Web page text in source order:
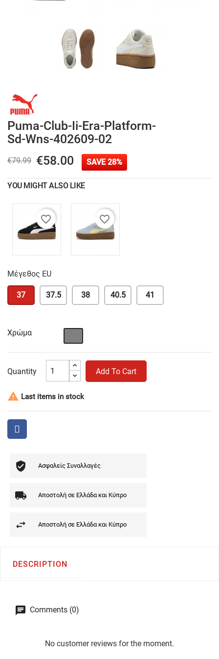
Puma-Club-Ii-Era-Platform-
Sd-Wns-402609-02
€79.99 €58.00 SAVE 28%
YOU MIGHT ALSO LIKE
favorite_border favorite_border
Μέγεθος EU
37 37.5 38 40.5 41
Χρώμα
Quantity Add To Cart
 Last items in stock
Ασφαλείς Συναλλαγές
Αποστολή σε Ελλάδα και Κύπρο
Αποστολή σε Ελλάδα και Κύπρο
DESCRIPTION
Comments (0)
No customer reviews for the moment.